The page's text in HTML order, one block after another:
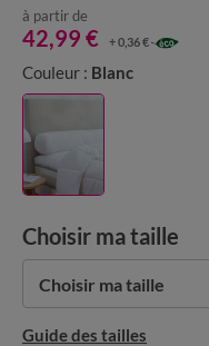
à partir de
42,99 € + 0,36 €
Couleur : Blanc
Choisir ma taille
Choisir ma taille
Guide des tailles